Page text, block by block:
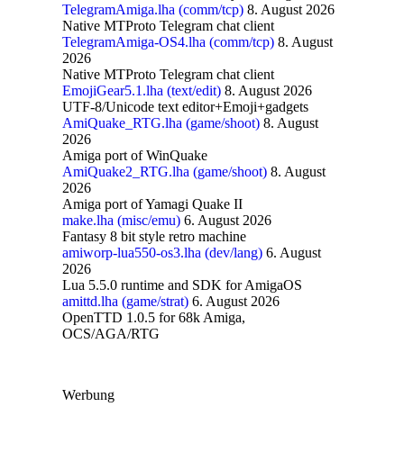
TelegramAmiga.lha (comm/tcp) 8. August 2026
Native MTProto Telegram chat client
TelegramAmiga-OS4.lha (comm/tcp) 8. August
2026
Native MTProto Telegram chat client
EmojiGear5.1.lha (text/edit) 8. August 2026
UTF-8/Unicode text editor+Emoji+gadgets
AmiQuake_RTG.lha (game/shoot) 8. August
2026
Amiga port of WinQuake
AmiQuake2_RTG.lha (game/shoot) 8. August
2026
Amiga port of Yamagi Quake II
make.lha (misc/emu) 6. August 2026
Fantasy 8 bit style retro machine
amiworp-lua550-os3.lha (dev/lang) 6. August
2026
Lua 5.5.0 runtime and SDK for AmigaOS
amittd.lha (game/strat) 6. August 2026
OpenTTD 1.0.5 for 68k Amiga,
OCS/AGA/RTG
Werbung